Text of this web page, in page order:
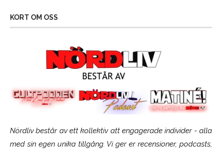
KORT OM OSS
Nördliv består av ett kollektiv att engagerade individer - alla
med sin egen unika tillgång. Vi ger er recensioner, podcasts,